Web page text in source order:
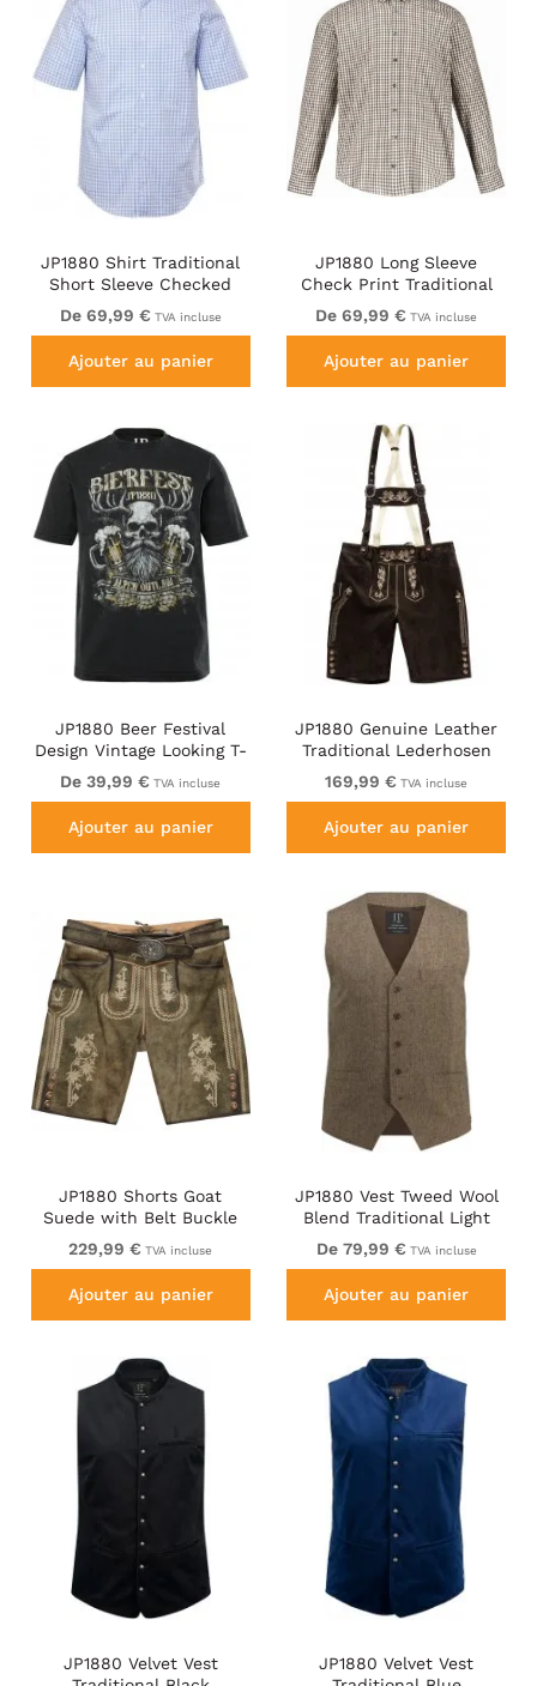
JP1880 Shirt Traditional
Short Sleeve Checked
Light Blue
De 69,99 € TVA incluse
Ajouter au panier
JP1880 Long Sleeve
Check Print Traditional
Shirt Brown
De 69,99 € TVA incluse
Ajouter au panier
JP1880 Beer Festival
Design Vintage Looking T-
Shirt Black
De 39,99 € TVA incluse
Ajouter au panier
JP1880 Genuine Leather
Traditional Lederhosen
Shorts Brown
169,99 € TVA incluse
Ajouter au panier
JP1880 Shorts Goat
Suede with Belt Buckle
Traditional Moss Green
229,99 € TVA incluse
Ajouter au panier
JP1880 Vest Tweed Wool
Blend Traditional Light
Brown
De 79,99 € TVA incluse
Ajouter au panier
JP1880 Velvet Vest
JP1880 Velvet Vest